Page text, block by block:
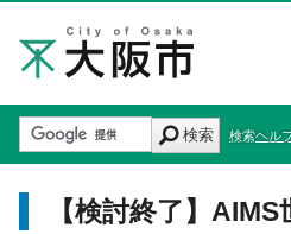
検索 検索ヘル
【検討終了】